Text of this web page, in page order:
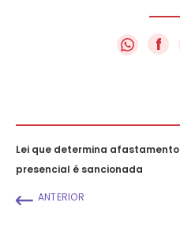
f
Lei que determina
presencial é sancionada
ANTERIOR